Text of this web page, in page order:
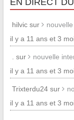
EN DIRECT
hilvic sur
il y a 11 ans et 3
. sur
nouvelle
il y a 11 ans et 3
Trixterdu24 sur
il y a 11 ans et 3